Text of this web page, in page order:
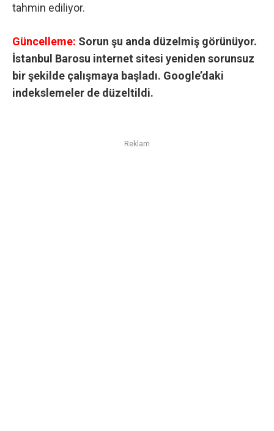
tahmin ediliyor.
Güncelleme: Sorun şu anda düzelmiş görünüyor.
İstanbul Barosu internet sitesi yeniden sorunsuz
bir şekilde çalışmaya başladı. Google’daki
indekslemeler de düzeltildi.
Reklam